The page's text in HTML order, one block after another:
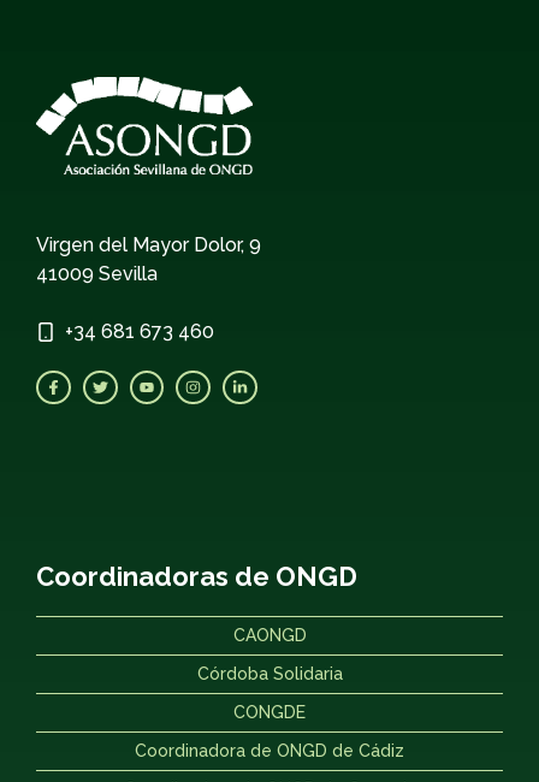
Virgen del Mayor Dolor, 9
41009 Sevilla
+34 681 673 460
Coordinadoras de ONGD
CAONGD
Córdoba Solidaria
CONGDE
Coordinadora de ONGD de Cádiz